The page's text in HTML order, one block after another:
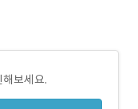
보세요.